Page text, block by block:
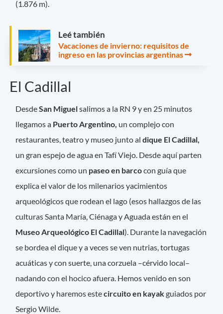
(1.876 m).
Leé también
Vacaciones de invierno: requisitos de
ingreso en las provincias argentinas
El Cadillal
DesdeSan Miguelsalimos a la RN 9 y en 25 minutos
llegamos a Puerto Argentino, un complejo con
restaurantes, teatro y museo junto aldique El Cadillal,
un gran espejo de agua en Tafí Viejo. Desde aquí parten
excursiones como un paseo en barcocon guía que
explica el valor de los milenarios yacimientos
arqueológicos que rodean el lago (esos hallazgos de las
culturas Santa María, Ciénaga y Aguada están en el
Museo Arqueológico El Cadillal). Durante la navegación
se bordea el dique y a veces se ven nutrias, tortugas
acuáticas y con suerte, una corzuela –cérvido local–
nadando con el hocico afuera. Hemos venido en son
deportivo y haremos estecircuito en kayakguiados por
Sergio Wilde.